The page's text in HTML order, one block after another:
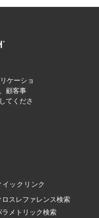
ケーショ
顧客事
てくださ
イックリンク
ロスレファレンス検索
ラメトリック検索